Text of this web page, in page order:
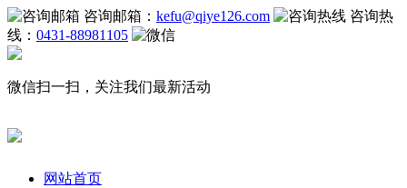
咨询邮箱： kefu@qiye126.com
咨询热
线： 0431-88981105
微信扫一扫，关注我们最新活动
网站首页